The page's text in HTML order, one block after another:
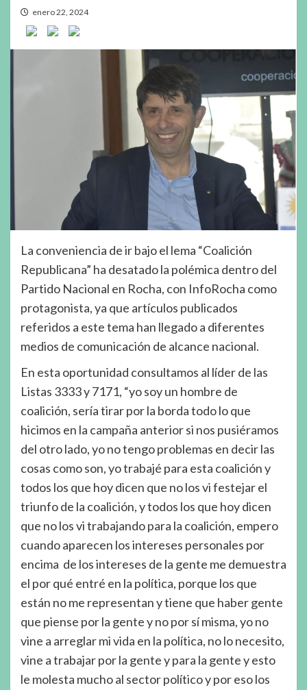
enero 22, 2024
La conveniencia de ir bajo el lema “Coalición
Republicana” ha desatado la polémica dentro del
Partido Nacional en Rocha, con InfoRocha como
protagonista, ya que artículos publicados
referidos a este tema han llegado a diferentes
medios de comunicación de alcance nacional.
En esta oportunidad consultamos al líder de las
Listas 3333 y 7171, “yo soy un hombre de
coalición, sería tirar por la borda todo lo que
hicimos en la campaña anterior si nos pusiéramos
del otro lado, yo no tengo problemas en decir las
cosas como son, yo trabajé para esta coalición y
todos los que hoy dicen que no los vi festejar el
triunfo de la coalición, y todos los que hoy dicen
que no los vi trabajando para la coalición, empero
cuando aparecen los intereses personales por
encima de los intereses de la gente me demuestra
el por qué entré en la política, porque los que
están no me representan y tiene que haber gente
que piense por la gente y no por sí misma, yo no
vine a arreglar mi vida en la política, no lo necesito,
vine a trabajar por la gente y para la gente y esto
le molesta mucho al sector político y por eso los